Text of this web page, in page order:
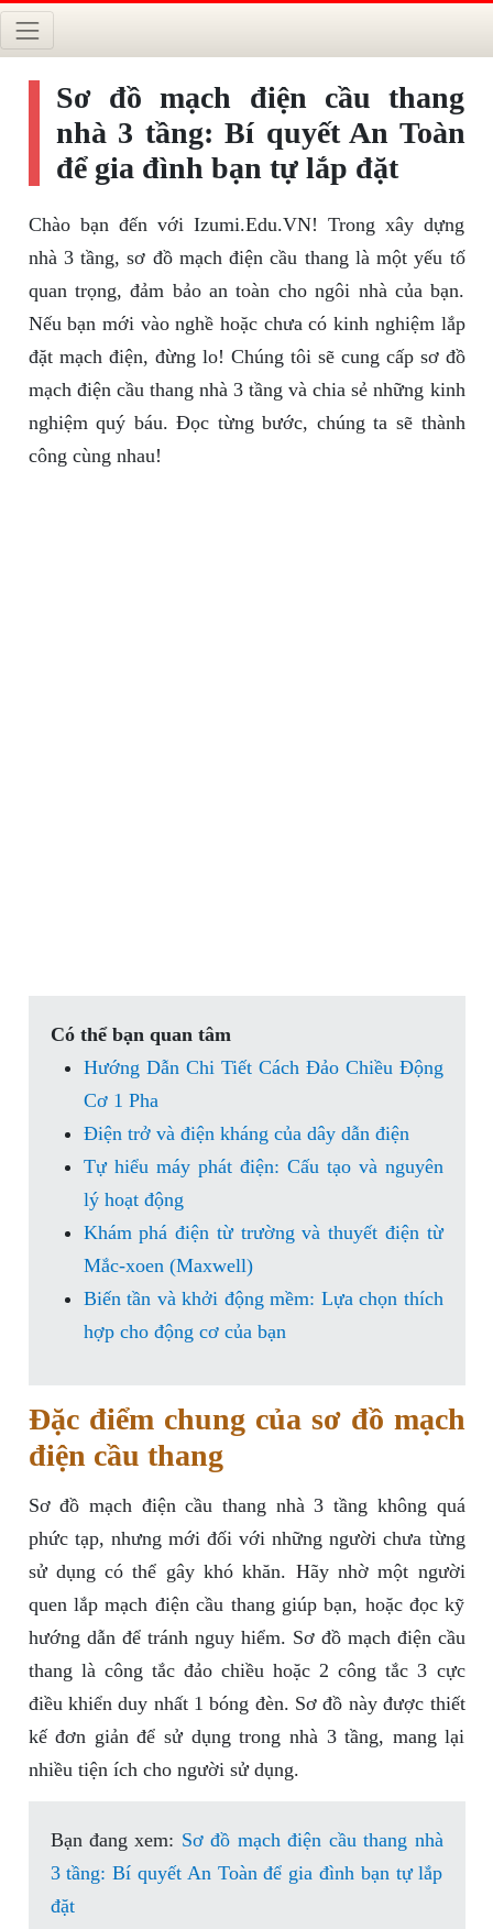
Sơ đồ mạch điện cầu thang
nhà 3 tầng: Bí quyết An Toàn
để gia đình bạn tự lắp đặt
Chào bạn đến với Izumi.Edu.VN! Trong xây dựng
nhà 3 tầng, sơ đồ mạch điện cầu thang là một yếu tố
quan trọng, đảm bảo an toàn cho ngôi nhà của bạn.
Nếu bạn mới vào nghề hoặc chưa có kinh nghiệm lắp
đặt mạch điện, đừng lo! Chúng tôi sẽ cung cấp sơ đồ
mạch điện cầu thang nhà 3 tầng và chia sẻ những kinh
nghiệm quý báu. Đọc từng bước, chúng ta sẽ thành
công cùng nhau!
Có thể bạn quan tâm
Hướng Dẫn Chi Tiết Cách Đảo Chiều Động
Cơ 1 Pha
Điện trở và điện kháng của dây dẫn điện
Tự hiểu máy phát điện: Cấu tạo và nguyên
lý hoạt động
Khám phá điện từ trường và thuyết điện từ
Mắc-xoen (Maxwell)
Biến tần và khởi động mềm: Lựa chọn thích
hợp cho động cơ của bạn
Đặc điểm chung của sơ đồ mạch
điện cầu thang
Sơ đồ mạch điện cầu thang nhà 3 tầng không quá
phức tạp, nhưng mới đối với những người chưa từng
sử dụng có thể gây khó khăn. Hãy nhờ một người
quen lắp mạch điện cầu thang giúp bạn, hoặc đọc kỹ
hướng dẫn để tránh nguy hiểm. Sơ đồ mạch điện cầu
thang là công tắc đảo chiều hoặc 2 công tắc 3 cực
điều khiển duy nhất 1 bóng đèn. Sơ đồ này được thiết
kế đơn giản để sử dụng trong nhà 3 tầng, mang lại
nhiều tiện ích cho người sử dụng.
Bạn đang xem: Sơ đồ mạch điện cầu thang nhà
3 tầng: Bí quyết An Toàn để gia đình bạn tự lắp
đặt